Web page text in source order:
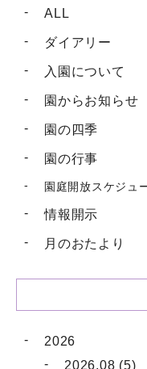
ALL
ダイアリー
入園について
園からお知らせ
園の四季
園の行事
園庭開放スケジュ
情報開示
月のおたより
2026
2026.08 (5)